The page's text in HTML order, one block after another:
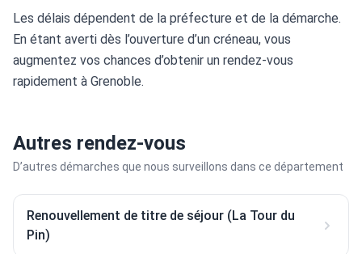
Les délais dépendent de la préfecture et de la démarche.
En étant averti dès l’ouverture d’un créneau, vous
augmentez vos chances d’obtenir un rendez-vous
rapidement à Grenoble.
Autres rendez-vous
D’autres démarches que nous surveillons dans ce département
Renouvellement de titre de séjour (La Tour du
Pin)